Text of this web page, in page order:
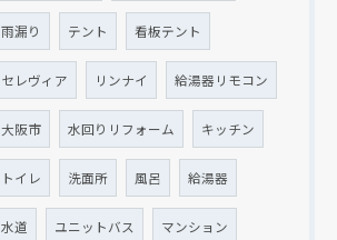
雨漏り テント 看板テント
セレヴィア リンナイ 給湯器リモコン
大阪市 水回りリフォーム キッチン
トイレ 洗面所 風呂 給湯器
水道 ユニットバス マンション